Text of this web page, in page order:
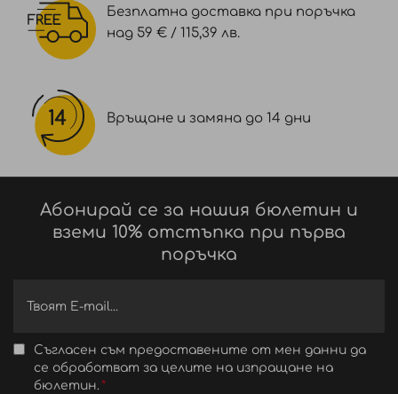
Безплатна доставка при поръчка
над 59 € / 115,39 лв.
Връщане и замяна до 14 дни
Абонирай се за нашия бюлетин и
вземи 10% отстъпка при първа
поръчка
Съгласен съм предоставените от мен данни да
се обработват за целите на изпращане на
бюлетин.